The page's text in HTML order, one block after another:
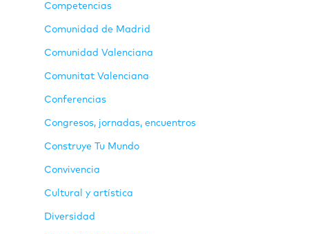
Competencias
Comunidad de Madrid
Comunidad Valenciana
Comunitat Valenciana
Conferencias
Congresos, jornadas, encuentros
Construye Tu Mundo
Convivencia
Cultural y artística
Diversidad